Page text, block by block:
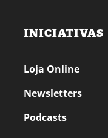
INICIATIVAS
Loja Online
Newsletters
Podcasts